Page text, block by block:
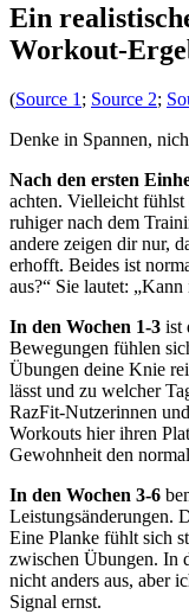
Ein
Workout-
(Source 1; Source 2;
Denke in Spannen,
Nach den ersten
achten. Vielleicht
ruhiger nach dem
andere zeigen dir nur,
erhofft. Beides ist
aus?“ Sie lautet:
In den Wochen 1-3 ist
Bewegungen fühlen
Übungen deine Knie
lässt und zu welcher
RazFit-Nutzerinnen
Workouts hier ihren
Gewohnheit den
In den Wochen 3-6
Leistungsänderungen.
Eine Planke fühlt sich
zwischen Übungen. In
nicht anders aus, aber
Signal ernst.